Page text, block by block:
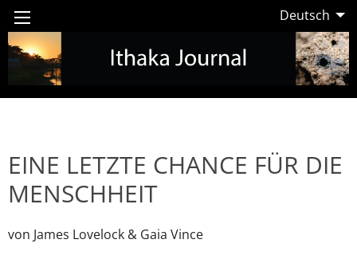
Deutsch
EINE LETZTE CHANCE FÜR DIE
MENSCHHEIT
von James Lovelock & Gaia Vince